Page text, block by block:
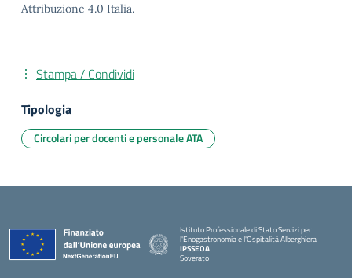
Attribuzione 4.0 Italia.
Stampa / Condividi
Tipologia
Circolari per docenti e personale ATA
Istituto Professionale di Stato Servizi per
l'Enogastronomia e l'Ospitalità Alberghiera
IPSSEOA
Soverato